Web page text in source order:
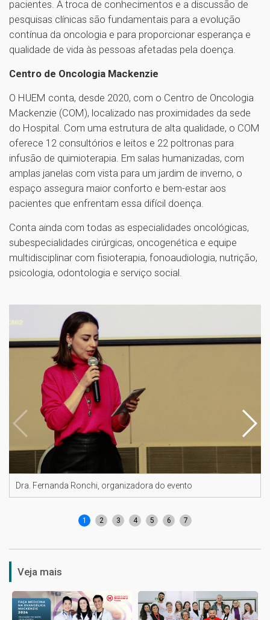
pacientes. A troca de conhecimentos e a discussão de
pesquisas clínicas são fundamentais para a evolução
contínua da oncologia e para proporcionar esperança e
qualidade de vida às pessoas afetadas pela doença.
Centro de Oncologia Mackenzie
O HUEM conta, desde 2020, com o Centro de Oncologia
Mackenzie (COM), localizado nas proximidades da sede
do Hospital. Com uma estrutura de alta qualidade, o COM
oferece 12 consultórios e leitos e 22 poltronas para
infusão de quimioterapia. Em salas humanizadas, com
amplas janelas com vista para um jardim de inverno, o
espaço assegura maior conforto e bem-estar aos
pacientes que enfrentam essa difícil doença.
Conta ainda com todas as especialidades oncológicas,
subespecialidades cirúrgicas, oncogenética e equipe
multidisciplinar com fisioterapia, fonoaudiologia, nutrição,
psicologia, odontologia e serviço social.
Dra. Fernanda Ronchi, organizadora do evento
1 2 3 4 5 6 7
Veja mais